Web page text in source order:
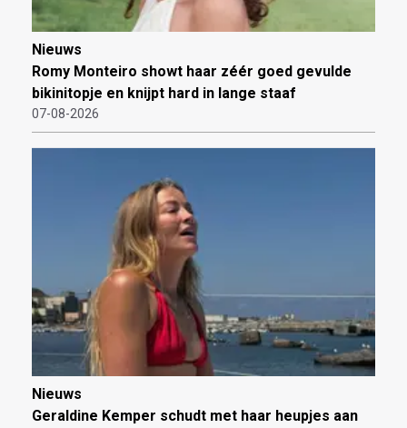
Nieuws
Romy Monteiro showt haar zéér goed gevulde
bikinitopje en knijpt hard in lange staaf
07-08-2026
Nieuws
Geraldine Kemper schudt met haar heupjes aan